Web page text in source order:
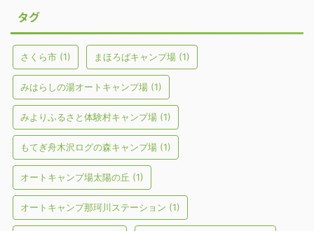
タグ
さくら市 (1) まほろばキャンプ場 (1)
みはらしの湯オートキャンプ場 (1)
みよりふるさと体験村キャンプ場 (1)
もてぎ舟木沢ログの森キャンプ場 (1)
オートキャンプ場太陽の丘 (1)
オートキャンプ那珂川ステーション (1)